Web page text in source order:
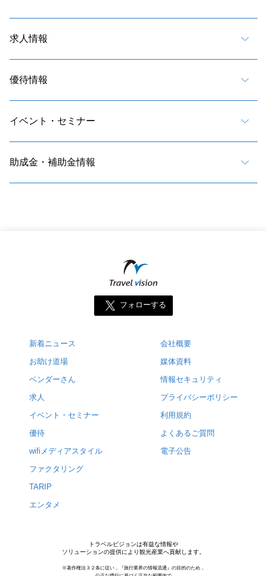
求人情報
優待情報
イベント・セミナー
助成金・補助金情報
フォローする
新着ニュース
お助け道場
ベンダーさん
求人
イベント・セミナー
優待
wifiメディアスタイル
ファクタリング
TARIP
エンタメ
会社概要
媒体資料
情報セキュリティ
プライバシーポリシー
利用規約
よくあるご質問
電子公告
トラベルビジョンは有益な情報や
ソリューションの提供により観光産業へ貢献します。
※著作権法３２条に従い，『旅行業界の情報流通』の目的のため，